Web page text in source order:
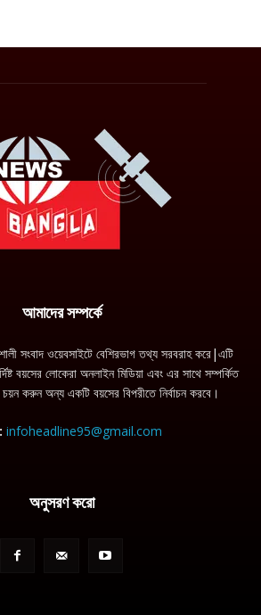
আমাদের সম্পর্কে
সংবাদ ওয়েবসাইটে বেশিরভাগ তথ্য সরবরাহ করে|এটি
বয়সের লোকেরা অনলাইন মিডিয়া এবং এর সাথে সম্পর্কিত
করুন অন্য একটি বয়সের বিপরীতে নির্বাচন করবে।
infoheadline95@gmail.com
অনুসরণ করো